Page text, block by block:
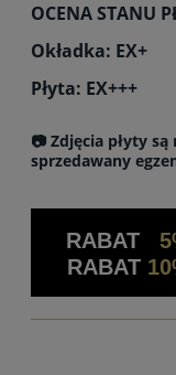
OCENA STANU
Okładka: EX+
Płyta: EX+++
📷 Zdjęcia płyty
sprzedawany
RABAT
RABAT